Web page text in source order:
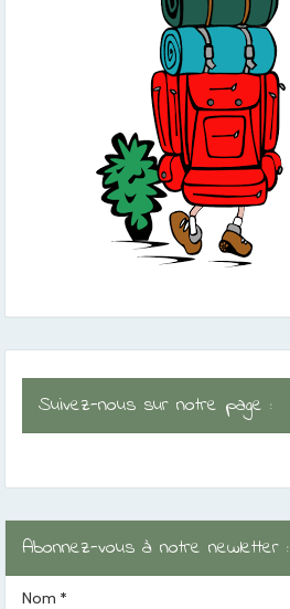
Suivez-nous sur notre page :
Abonnez-vous à notre newletter :
Nom *